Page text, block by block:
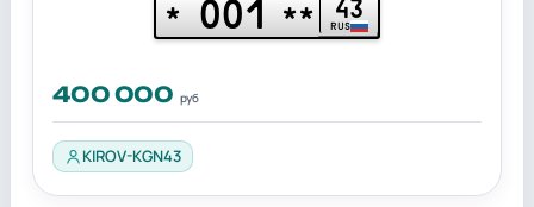
* 001 ** 43
RUS
400 000 руб
KIROV-KGN43